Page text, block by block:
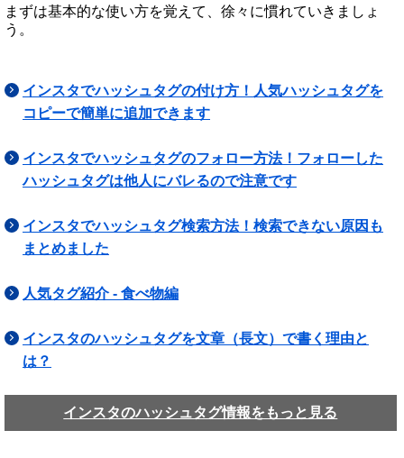
まずは基本的な使い方を覚えて、徐々に慣れていきましょ
う。
インスタでハッシュタグの付け方！人気ハッシュタグを
コピーで簡単に追加できます
インスタでハッシュタグのフォロー方法！フォローした
ハッシュタグは他人にバレるので注意です
インスタでハッシュタグ検索方法！検索できない原因も
まとめました
人気タグ紹介 - 食べ物編
インスタのハッシュタグを文章（長文）で書く理由と
は？
インスタのハッシュタグ情報をもっと見る